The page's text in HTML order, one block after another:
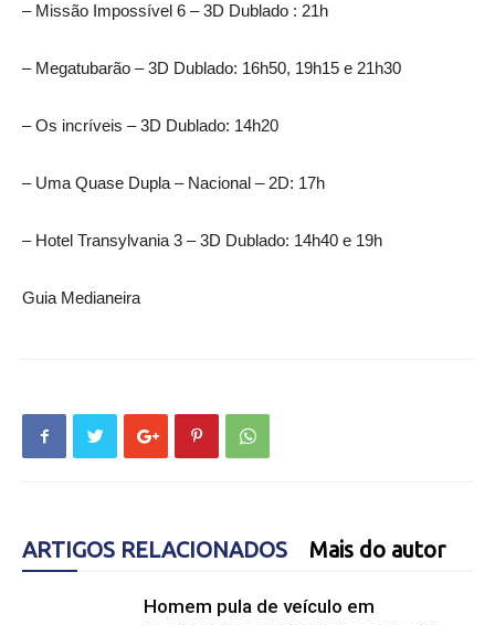
– Missão Impossível 6 – 3D Dublado : 21h
– Megatubarão – 3D Dublado: 16h50, 19h15 e 21h30
– Os incríveis – 3D Dublado: 14h20
– Uma Quase Dupla – Nacional – 2D: 17h
– Hotel Transylvania 3 – 3D Dublado: 14h40 e 19h
Guia Medianeira
ARTIGOS RELACIONADOS Mais do autor
Homem pula de veículo em